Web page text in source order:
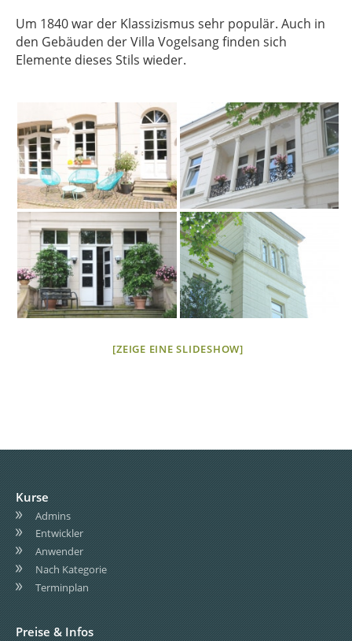
Um 1840 war der Klassizismus sehr populär. Auch in
den Gebäuden der Villa Vogelsang finden sich
Elemente dieses Stils wieder.
[ZEIGE EINE SLIDESHOW]
Kurse
Admins
Entwickler
Anwender
Nach Kategorie
Terminplan
Preise & Infos